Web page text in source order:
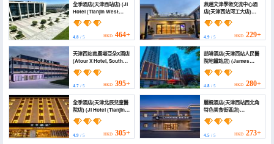
全季酒店(天津西站店) (JI
Hotel (Tianjin West
Railway Station))
4.8 / 5 HKD 464+
燕趙文津學術交流中心酒
店(天津西站河工大店)
(Yanzhao Wenjin
Academic Exchange
Center Hotel (Tianjin
West Railway Station
He Gong Da))
4.9/ 5 HKD 229+
天津西站南廣場亞朵X酒店
(Atour X Hotel, South
Square, Tianjin West
Railway Station)
4.7 / 5 HKD 395+
喆啡酒店(天津西站人民醫
院地鐵站店) (James
Joyce Coffetel (Tianjin
West Railway Station
Renmin Hospital Metro
Station))
4.8/ 5 HKD 280+
全季酒店(天津北辰兒童醫
院店) (JI Hotel (Tianjin
Beichen Ertongyiyuan))
4.9 / 5 HKD 305+
麗楓酒店(天津西站西北角
特色美食街區店)
(Lavande Hotel (Tianjin
People's Hospital Metro
4.5/ 5 HKD 273+